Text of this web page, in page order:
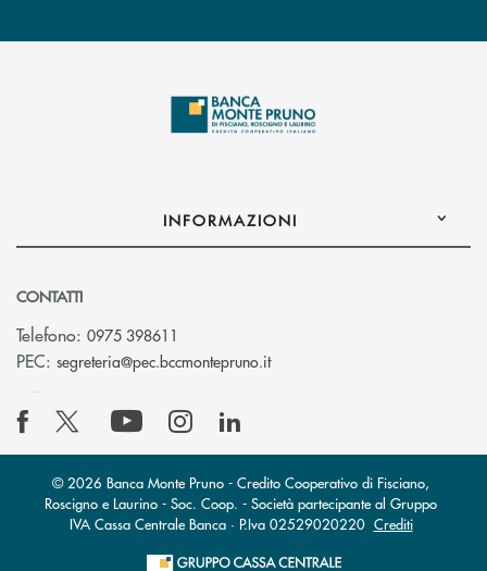
INFORMAZIONI
CONTATTI
Telefono: 0975 398611
PEC: segreteria@pec.bccmontepruno.it(si apre l’app di posta
© 2026 Banca Monte Pruno - Credito Cooperativo di Fisciano,
Roscigno e Laurino - Soc. Coop. - Società partecipante al Gruppo
IVA Cassa Centrale Banca · P.Iva 02529020220 Crediti